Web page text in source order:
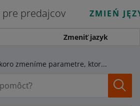
pre predajcov ZMIEŃ
Zmeniť jazyk
Čoskoro zmeníme parametre, ktoré používate na určenie farieb notebookov